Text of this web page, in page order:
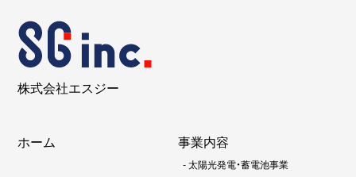
株式会社エスジー
ホーム 事業内容
-太陽光発電・蓄電池事業